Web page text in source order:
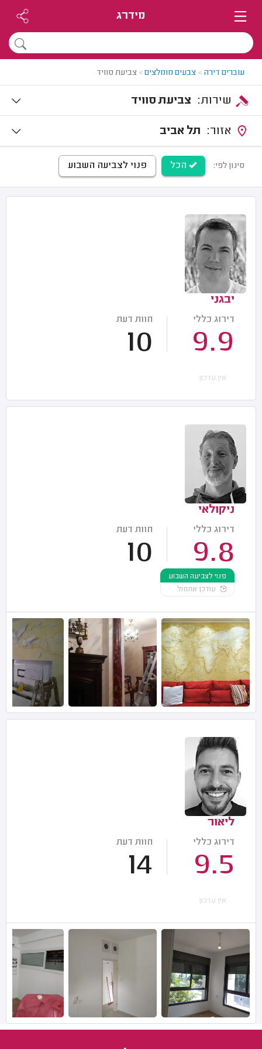
מידרג
עוברים דירה > צבעים מומלצים> צביעת סוויד
צביעת סוויד
תל אביב
סינון לפי: הכל פנוי לצביעה השבוע
יבגני
דירוג כללי
9.9
חוות דעת
10
אין עדכון
ניקולאי
דירוג כללי
9.8
חוות דעת
10
פנוי לצביעה השבוע
עודכן אתמול
ליאור
דירוג כללי
9.5
חוות דעת
14
אין עדכון